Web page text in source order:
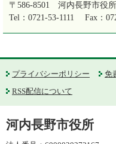
〒586-8501
河内長野市役
Tel：0721-53-1111
Fax：
プライバシーポリシー 免
RSS配信について
河内長野市役所